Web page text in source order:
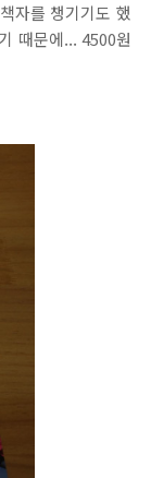
자를 챙기기도 했
때문에... 4500원